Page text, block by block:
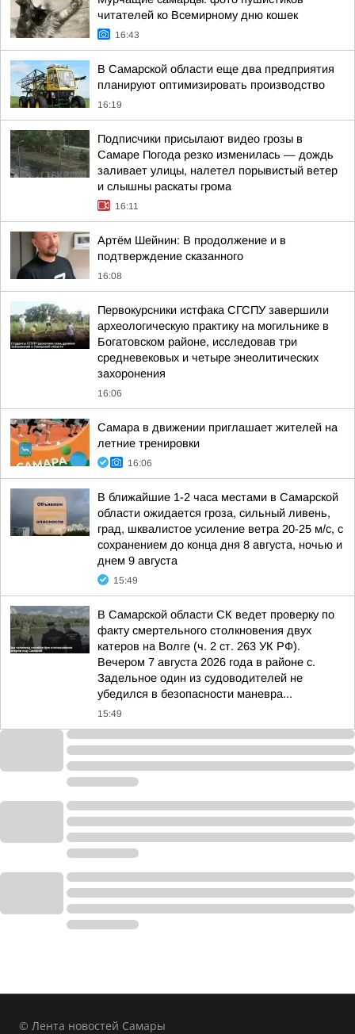
читателей ко Всемирному дню кошек
16:43
В Самарской области еще два предприятия
планируют оптимизировать производство
16:19
Подписчики присылают видео грозы в
Самаре Погода резко изменилась — дождь
заливает улицы, налетел порывистый ветер
и слышны раскаты грома
16:11
Артём Шейнин: В продолжение и в
подтверждение сказанного
16:08
Первокурсники истфака СГСПУ завершили
археологическую практику на могильнике в
Богатовском районе, исследовав три
средневековых и четыре энеолитических
захоронения
16:06
Самара в движении приглашает жителей на
летние тренировки
16:06
В ближайшие 1-2 часа местами в Самарской
области ожидается гроза, сильный ливень,
град, шквалистое усиление ветра 20-25 м/с, с
сохранением до конца дня 8 августа, ночью и
днем 9 августа
15:49
В Самарской области СК ведет проверку по
факту смертельного столкновения двух
катеров на Волге (ч. 2 ст. 263 УК РФ).
Вечером 7 августа 2026 года в районе с.
Задельное один из судоводителей не
убедился в безопасности маневра...
15:49
© Лента новостей Самары